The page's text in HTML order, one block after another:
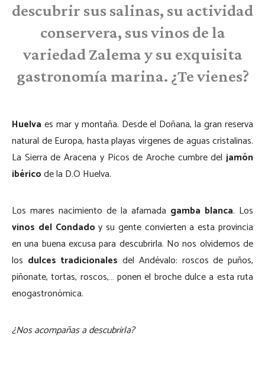
descubrir sus salinas, su actividad
conservera, sus vinos de la
variedad Zalema y su exquisita
gastronomía marina. ¿Te vienes?
Huelva es mar y montaña. Desde el Doñana, la gran reserva
natural de Europa, hasta playas vírgenes de aguas cristalinas.
La Sierra de Aracena y Picos de Aroche cumbre del jamón
ibéricode la D.O Huelva.
Los mares nacimiento de la afamada gamba blanca. Los
vinos del Condado y su gente convierten a esta provincia
en una buena excusa para descubrirla. No nos olvidemos de
los dulces tradicionales del Andévalo: roscos de puños,
piñonate, tortas, roscos,… ponen el broche dulce a esta ruta
enogastronómica.
¿Nos acompañas a descubrirla?